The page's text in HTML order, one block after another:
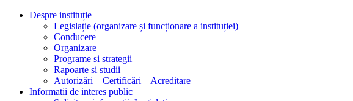
Despre instituție
Legislație (organizare și funcționare a instituției)
Conducere
Organizare
Programe si strategii
Rapoarte si studii
Autorizări – Certificări – Acreditare
Informatii de interes public